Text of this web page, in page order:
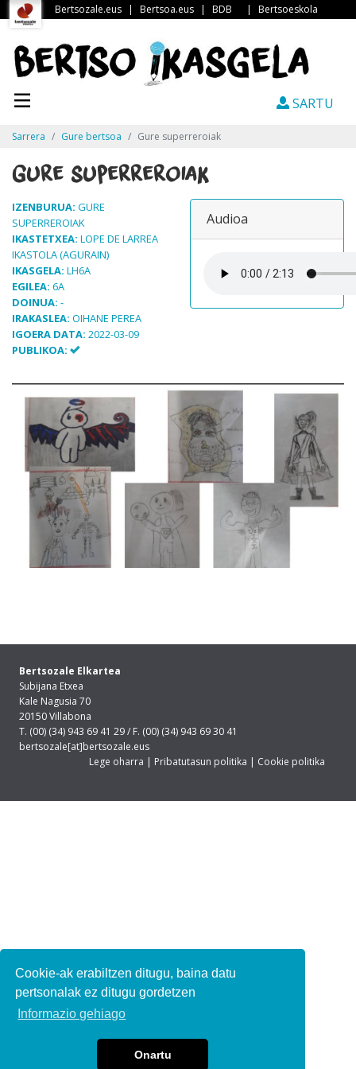
Cookie-ak erabiltzen ditugu, baina datu
pertsonalak ez ditugu gordetzen
Informazio gehiago
Onartu
Bertsozale.eus | Bertsoa.eus | BDB | Bertsoeskola
SARTU
Sarrera Gure bertsoa Gure superreroiak
Gure superreroiak
IZENBURUA: GURE
SUPERREROIAK
IKASTETXEA: LOPE DE LARREA
IKASTOLA (AGURAIN)
IKASGELA: LH6A
EGILEA: 6A
DOINUA: -
IRAKASLEA: OIHANE PEREA
IGOERA DATA: 2022-03-09
PUBLIKOA:
Audioa
Bertsozale Elkartea
Subijana Etxea
Kale Nagusia 70
20150 Villabona
T. (00) (34) 943 69 41 29 / F. (00) (34) 943 69 30 41
bertsozale[at]bertsozale.eus
Lege oharra | Pribatutasun politika | Cookie politika